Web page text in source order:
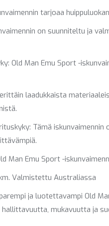
tarjoaa
on suunniteltu ja
Old Man Emu Sport -
laadukkaista
Tämä
Man Emu Sport -
Valmistettu Australiassa
ja luotettavampi Old
mukavuutta ja